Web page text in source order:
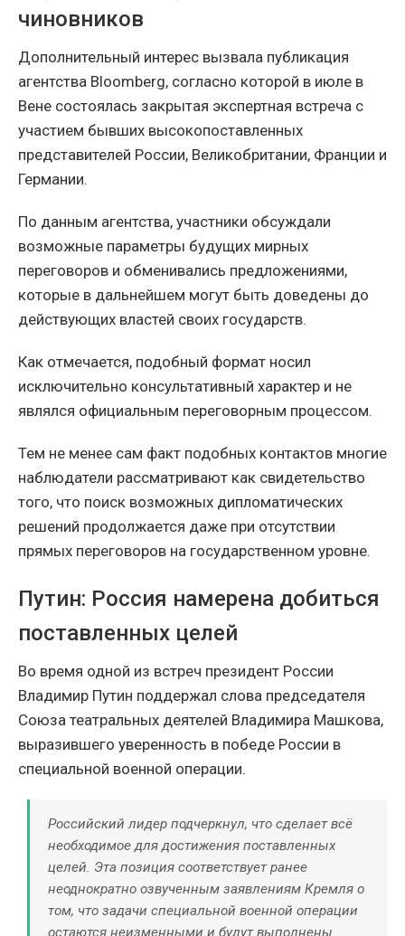
чиновников
Дополнительный интерес вызвала публикация
агентства Bloomberg, согласно которой в июле в
Вене состоялась закрытая экспертная встреча с
участием бывших высокопоставленных
представителей России, Великобритании, Франции и
Германии.
По данным агентства, участники обсуждали
возможные параметры будущих мирных
переговоров и обменивались предложениями,
которые в дальнейшем могут быть доведены до
действующих властей своих государств.
Как отмечается, подобный формат носил
исключительно консультативный характер и не
являлся официальным переговорным процессом.
Тем не менее сам факт подобных контактов многие
наблюдатели рассматривают как свидетельство
того, что поиск возможных дипломатических
решений продолжается даже при отсутствии
прямых переговоров на государственном уровне.
Путин: Россия намерена добиться
поставленных целей
Во время одной из встреч президент России
Владимир Путин поддержал слова председателя
Союза театральных деятелей Владимира Машкова,
выразившего уверенность в победе России в
специальной военной операции.
Российский лидер подчеркнул, что сделает всё
необходимое для достижения поставленных
целей. Эта позиция соответствует ранее
неоднократно озвученным заявлениям Кремля о
том, что задачи специальной военной операции
остаются неизменными и будут выполнены.